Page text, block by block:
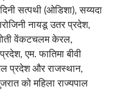
सत्पथी (ओडिशा), सय्यदा
नायडू उतर प्रदेश,
वेंकटचलम केरल,
एम. फातिमा बीवी
प्रदेश और राजस्थान,
को महिला राज्यपाल